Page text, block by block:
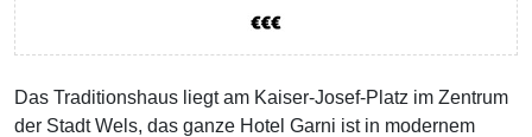
Das Traditionshaus liegt am Kaiser-Josef-Platz im Zentrum
der Stadt Wels, das ganze Hotel Garni ist in modernem